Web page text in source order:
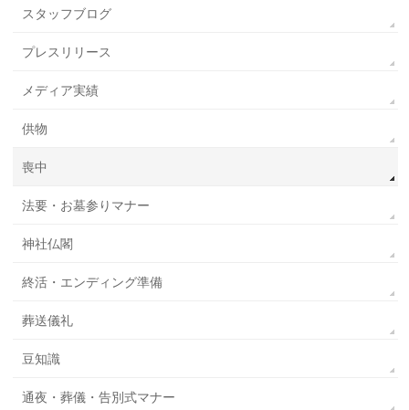
スタッフブログ
プレスリリース
メディア実績
供物
喪中
法要・お墓参りマナー
神社仏閣
終活・エンディング準備
葬送儀礼
豆知識
通夜・葬儀・告別式マナー